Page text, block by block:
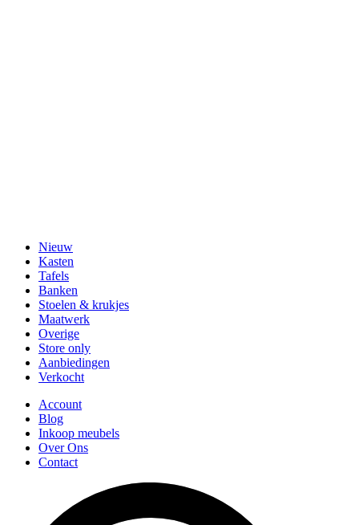
Nieuw
Kasten
Tafels
Banken
Stoelen & krukjes
Maatwerk
Overige
Store only
Aanbiedingen
Verkocht
Account
Blog
Inkoop meubels
Over Ons
Contact